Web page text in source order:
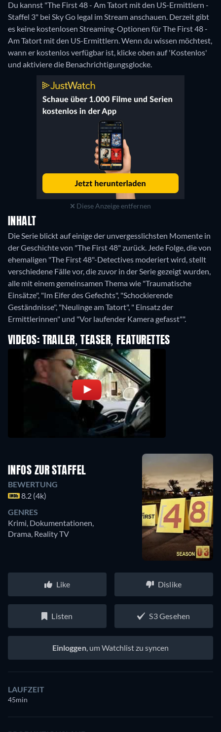
Du kannst "The First 48 - Am Tatort mit den US-Ermittlern -
Staffel 3" bei Sky Go legal im Stream anschauen. Derzeit gibt
es keine kostenlosen Streaming-Optionen für The First 48 -
Am Tatort mit den US-Ermittlern. Wenn du wissen möchtest,
wann er kostenlos verfügbar ist, klicke oben auf 'Kostenlos'
und aktiviere die Benachrichtigungsglocke.
Diese Anzeige entfernen
INHALT
Die Serie blickt auf einige der unvergesslichsten Momente in
der Geschichte von "The First 48" zurück. Jede Folge, die von
ehemaligen "The First 48"-Detectives moderiert wird, stellt
verschiedene Fälle vor, die zuvor in der Serie gezeigt wurden,
alle mit einem gemeinsamen Thema wie "Traumatische
Einsätze", "Im Eifer des Gefechts", "Schockierende
Geständnisse", "Neulinge am Tatort", " Einsatz der
Ermittlerinnen" und "Vor laufender Kamera gefasst"".
VIDEOS: TRAILER, TEASER, FEATURETTES
INFOS ZUR STAFFEL
BEWERTUNG
8.2 (4k)
GENRES
Krimi, Dokumentationen,
Drama, Reality TV
Like Dislike
Listen S3 Gesehen
Einloggen, um Watchlist zu syncen
LAUFZEIT
45min